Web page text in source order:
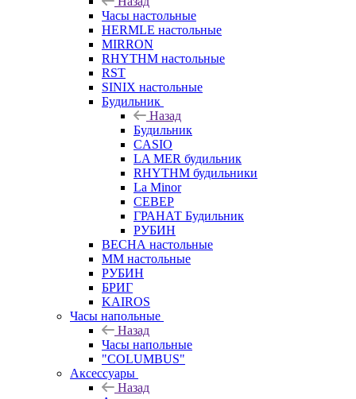
Часы настольные
HERMLE настольные
MIRRON
RHYTHM настольные
RST
SINIX настольные
Будильник
Назад
Будильник
CASIO
LA MER будильник
RHYTHM будильники
La Minor
СЕВЕР
ГРАНАТ Будильник
РУБИН
ВЕСНА настольные
ММ настольные
РУБИН
БРИГ
KAIROS
Часы напольные
Назад
Часы напольные
"COLUMBUS"
Аксессуары
Назад